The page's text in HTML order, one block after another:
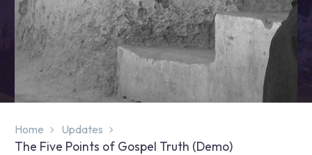
Home Updates
The Five Points of Gospel Truth (Demo)